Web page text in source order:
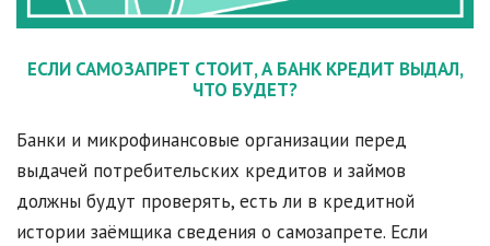
ЕСЛИ САМОЗАПРЕТ СТОИТ, А БАНК КРЕДИТ ВЫДАЛ,
ЧТО БУДЕТ?
Банки и микрофинансовые организации перед
выдачей потребительских кредитов и займов
должны будут проверять, есть ли в кредитной
истории заёмщика сведения о самозапрете. Если